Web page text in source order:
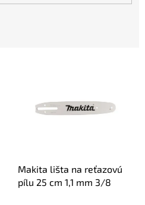
Makita lišta na reťazovú
pílu 25 cm 1,1 mm 3/8